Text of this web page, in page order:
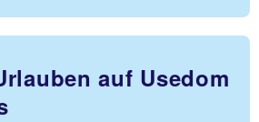
auf Usedom